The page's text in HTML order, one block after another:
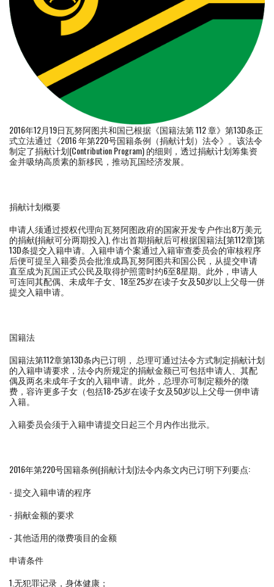
2016年12月19日瓦努阿图共和国已根据《国籍法第 112 章》第13D条正
式立法通过《2016 年第220号国籍条例（捐献计划）法令》。该法令
制定了捐献计划(Contribution Program) 的细则，透过捐献计划筹集资
金并吸纳高质素的新移民，推动瓦国经济发展。
捐献计划概要
申请人须通过授权代理向瓦努阿图政府的国家开发专户作出8万美元
的捐献(捐献可分两期投入), 作出首期捐献后可根据国籍法[第112章]第
13D条提交入籍申请。入籍申请个案通过入籍审查委员会的审核程序
后便可提呈入籍委员会批淮成爲瓦努阿图共和国公民，从提交申请
直至成为瓦国正式公民及取得护照需时约6至8星期。此外，申请人
可连同其配偶、未成年子女、18至25岁在读子女及50岁以上父母一併
提交入籍申请。
国籍法
国籍法第112章第13D条内已订明， 总理可通过法令方式制定捐献计划
的入籍申请要求，法令内所规定的捐献金额已可包括申请人、其配
偶及两名未成年子女的入籍申请。此外，总理亦可制定额外的徵
费，容许更多子女（包括18-25岁在读子女及50岁以上父母一併申请
入籍。
入籍委员会须于入籍申请提交日起三个月内作出批示。
2016年第220号国籍条例(捐献计划)法令内条文内已订明下列要点:
- 提交入籍申请的程序
- 捐献金额的要求
- 其他适用的徵费项目的金额
申请条件
1.无犯罪记录，身体健康；